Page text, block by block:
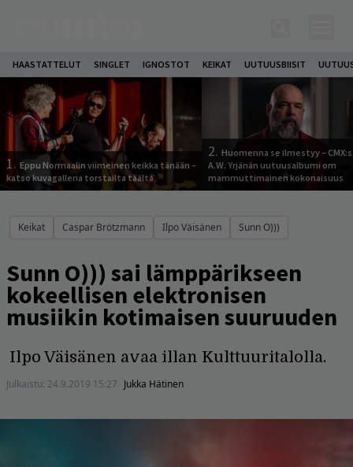
HAASTATTELUT SINGLET IGNOSTOT KEIKAT UUTUUSBIISIT
1. Eppu Normaalin viimeinen keikka tänään –
katso kuvagalleria torstailta täältä
2. Huomenna se ilmestyy –
A.W. Yrjänän uutuusalbumi om
mammuttimainen kokonaisuus
Keikat Caspar Brötzmann Ilpo Väisänen Sunn O)))
Sunn O))) sai lämppärikseen
kokeellisen elektronisen
musiikin kotimaisen suuruuden
Ilpo Väisänen avaa illan Kulttuuritalolla.
Julkaistu: 24.9.2019 15:27 Jukka Hätinen